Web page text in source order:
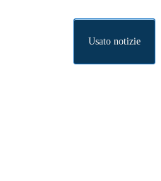
Usato notizie